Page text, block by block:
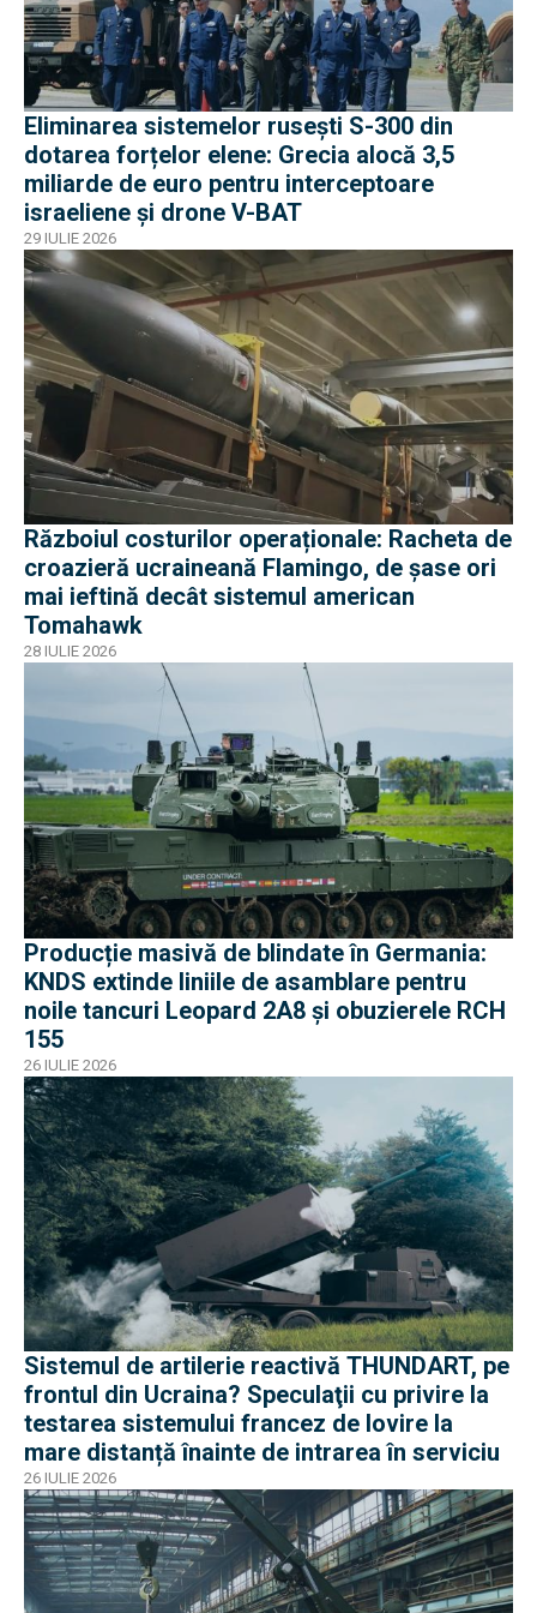
Eliminarea sistemelor rusești S-300 din
dotarea forțelor elene: Grecia alocă 3,5
miliarde de euro pentru interceptoare
israeliene și drone V-BAT
29 IULIE 2026
Războiul costurilor operaționale: Racheta de
croazieră ucraineană Flamingo, de șase ori
mai ieftină decât sistemul american
Tomahawk
28 IULIE 2026
Producție masivă de blindate în Germania:
KNDS extinde liniile de asamblare pentru
noile tancuri Leopard 2A8 și obuzierele RCH
155
26 IULIE 2026
Sistemul de artilerie reactivă THUNDART, pe
frontul din Ucraina? Speculaţii cu privire la
testarea sistemului francez de lovire la
mare distanță înainte de intrarea în serviciu
26 IULIE 2026